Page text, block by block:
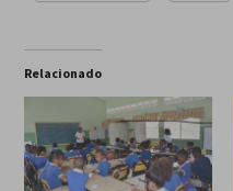
Relacionado